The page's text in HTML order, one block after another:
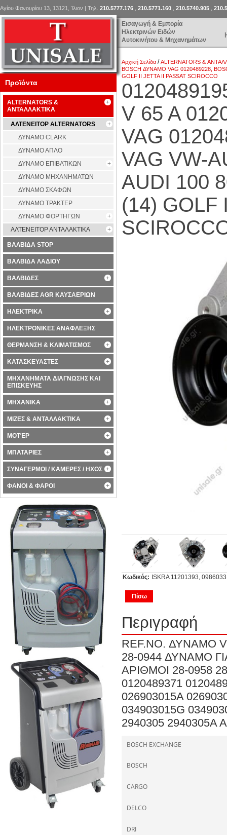
Εισαγωγή & Εμπορία
Ηλεκτρινών Ειδών
Αυτοκινήτου & Μηχανημάτων
Αγίου Φανουρίου 13, 13121, Ίλιον | Τηλ. 210.5777.176 210.5771.160 210.5740.905
Αρχική Σελίδα /ALTERNATORS &
BOSCH ΔΥΝΑΜΟ VAG 0120489228,
GOLF II JETTA II PASSAT SCIROCCO
V 65 A
VAG
VAG VW-
AUDI 100
(14) GOLF
Κωδικός: ISKRA 11201393,
Πίσω
Περιγραφή
REF.NO. ΔΥΝΑΜΟ
28-0944 ΔΥΝΑΜΟ
ΑΡΙΘΜΟΙ 28-0958
0120489371
026903015A
034903015G
2940305 2940305A
BOSCH EXCHANGE
BOSCH
CARGO
DELCO
DRI
Προϊόντα
ALTERNATORS &
ΑΝΤΑΛΛΑΚΤΙΚΑ
ΑΛΤΕΝΕΙΤΟΡ ALTERNATORS
ΔΥΝΑΜΟ CLARK
ΔΥΝΑΜΟ ΑΠΛΟ
ΔΥΝΑΜΟ ΕΠΙΒΑΤΙΚΩΝ
ΔΥΝΑΜΟ ΜΗΧΑΝΗΜΑΤΩΝ
ΔΥΝΑΜΟ ΣΚΑΦΩΝ
ΔΥΝΑΜΟ ΤΡΑΚΤΕΡ
ΔΥΝΑΜΟ ΦΟΡΤΗΓΩΝ
ΑΛΤΕΝΕΙΤΟΡ ΑΝΤΑΛΑΚΤΙΚΑ
ΒΑΛΒΙΔΑ STOP
ΒΑΛΒΙΔΑ ΛΑΔΙΟΥ
ΒΑΛΒΙΔΕΣ
ΒΑΛΒΙΔΕΣ AGR ΚΑΥΣΑΕΡΙΩΝ
ΗΛΕΚΤΡΙΚΑ
ΗΛΕΚΤΡΟΝΙΚΕΣ ΑΝΑΦΛΕΞΗΣ
ΘΕΡΜΑΝΣΗ & ΚΛΙΜΑΤΙΣΜΟΣ
ΚΑΤΑΣΚΕΥΑΣΤΕΣ
ΜΗΧΑΝΗΜΑΤΑ ΔΙΑΓΝΩΣΗΣ ΚΑΙ
ΕΠΙΣΚΕΥΗΣ
ΜΗΧΑΝΙΚΑ
ΜΙΖΕΣ & ΑΝΤΑΛΛΑΚΤΙΚΑ
ΜΟΤΈΡ
ΜΠΑΤΑΡΙΕΣ
ΣΥΝΑΓΕΡΜΟΙ / ΚΑΜΕΡΕΣ / ΗΧΟΣ
ΦΑΝΟΙ & ΦΑΡΟΙ